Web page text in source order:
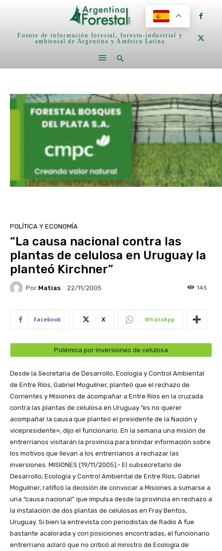
Fuente de información forestal, foresto-industrial y
ambiental de Argentina y América Latina
POLÍTICA Y ECONOMÍA
“La causa nacional contra las
plantas de celulosa en Uruguay la
planteó Kirchner”
Por Matias 22/11/2005 145
Facebook X WhatsApp
Polémica por inversiones de celulosa
Desde la Secretaria de Desarrollo, Ecología y Control Ambiental
de Entre Ríos, Gabriel Moguilner, planteó que el rechazo de
Corrientes y Misiones de acompañar a Entre Ríos en la cruzada
contra las plantas de celulosa en Uruguay “es no querer
acompañar la causa que planteó el presidente de la Nación y
vicepresidente», dijo el funcionario. En la semana una misión de
entrerrianos visitarán la provincia para brindar información sobre
los motivos que llevan a los entrerrianos a rechazar las
inversiones. MISIONES (19/11/2005).- El subsecretario de
Desarrollo, Ecología y Control Ambiental de Entre Ríos, Gabriel
Moguilner, ratificó la decisión de convocar a Misiones a sumarse a
una “causa nacional” que impulsa desde la provincia en rechazo a
la instalación de dos plantas de celulosas en Fray Bentos,
Uruguay. Si bien la entrevista con periodistas de Radio A fue
bastante acalorada y con posiciones encontradas, el funcionario
entrerriano aclaró que no criticó al ministro de Ecología de